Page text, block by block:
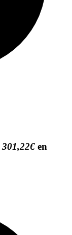
301,22€ en